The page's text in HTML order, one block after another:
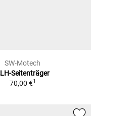
SW-Motech
Seitenträger
70,00 €1